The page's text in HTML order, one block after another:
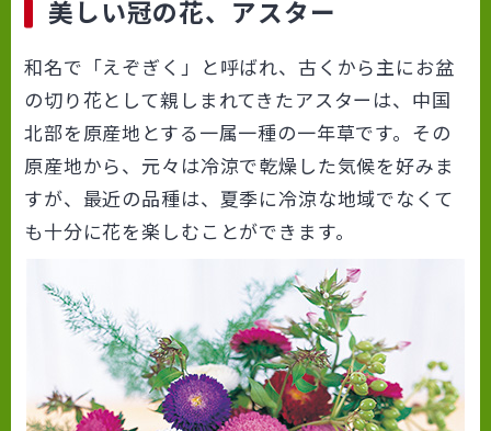
美しい冠の花、アスター
和名で「えぞぎく」と呼ばれ、古くから主にお盆
の切り花として親しまれてきたアスターは、中国
北部を原産地とする一属一種の一年草です。その
原産地から、元々は冷涼で乾燥した気候を好みま
すが、最近の品種は、夏季に冷涼な地域でなくて
も十分に花を楽しむことができます。